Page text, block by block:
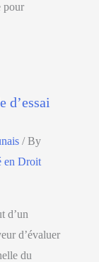
pour
d’essai
/ By
en Droit
d’un
d’évaluer
du